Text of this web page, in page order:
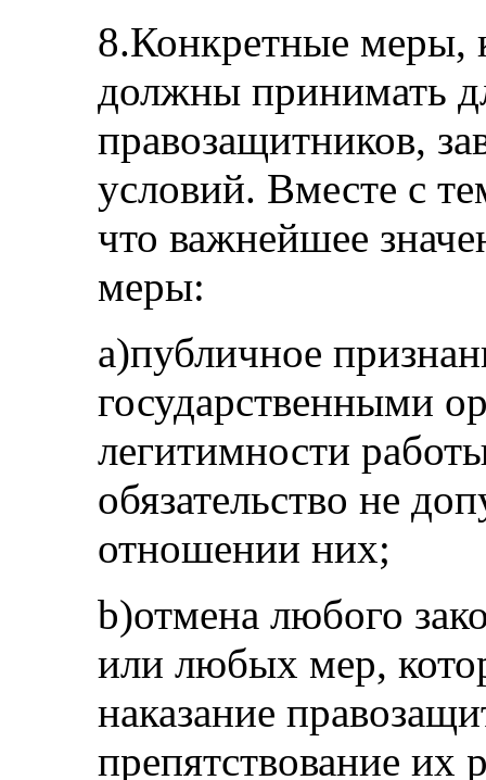
8.Конкретные меры,
должны принимать
правозащитников,
условий. Вместе с
что важнейшее
меры:
а)публичное
государственными
легитимности
обязательство не
отношении них;
b)отмена любого
или любых мер,
наказание
препятствование их